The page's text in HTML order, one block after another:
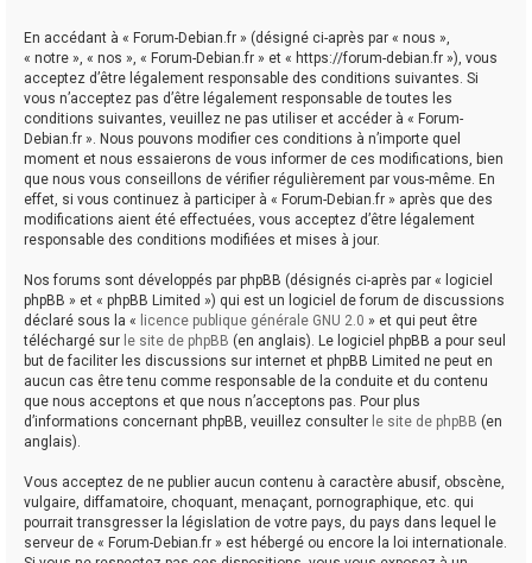
En accédant à « Forum-Debian.fr » (désigné ci-après par « nous »,
« notre », « nos », « Forum-Debian.fr » et « https://forum-debian.fr »), vous
acceptez d’être légalement responsable des conditions suivantes. Si
vous n’acceptez pas d’être légalement responsable de toutes les
conditions suivantes, veuillez ne pas utiliser et accéder à « Forum-
Debian.fr ». Nous pouvons modifier ces conditions à n’importe quel
moment et nous essaierons de vous informer de ces modifications, bien
que nous vous conseillons de vérifier régulièrement par vous-même. En
effet, si vous continuez à participer à « Forum-Debian.fr » après que des
modifications aient été effectuées, vous acceptez d’être légalement
responsable des conditions modifiées et mises à jour.
Nos forums sont développés par phpBB (désignés ci-après par « logiciel
phpBB » et « phpBB Limited ») qui est un logiciel de forum de discussions
déclaré sous la « licence publique générale GNU 2.0 » et qui peut être
téléchargé sur le site de phpBB (en anglais). Le logiciel phpBB a pour seul
but de faciliter les discussions sur internet et phpBB Limited ne peut en
aucun cas être tenu comme responsable de la conduite et du contenu
que nous acceptons et que nous n’acceptons pas. Pour plus
d’informations concernant phpBB, veuillez consulter le site de phpBB (en
anglais).
Vous acceptez de ne publier aucun contenu à caractère abusif, obscène,
vulgaire, diffamatoire, choquant, menaçant, pornographique, etc. qui
pourrait transgresser la législation de votre pays, du pays dans lequel le
serveur de « Forum-Debian.fr » est hébergé ou encore la loi internationale.